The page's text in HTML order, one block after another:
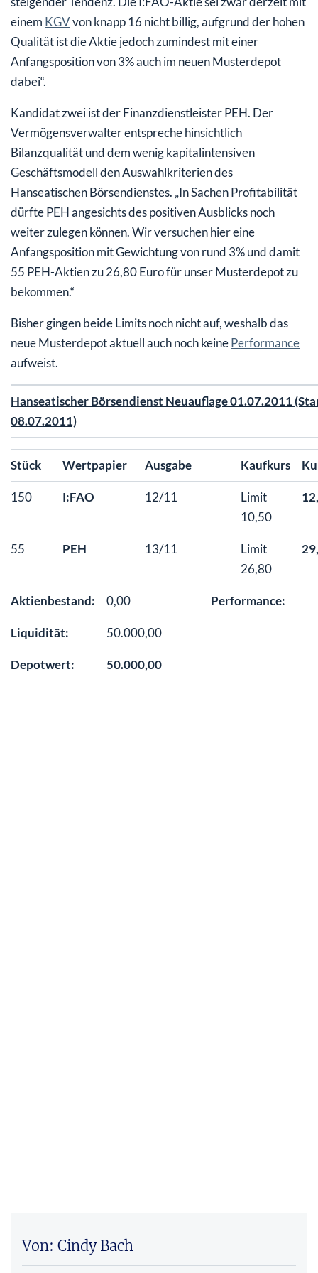
einem KGVvon knapp 16 nicht billig, aufgrund der hohen
Qualität ist die Aktie jedoch zumindest mit einer
Anfangsposition von 3% auch im neuen Musterdepot
dabei“.
Kandidat zwei ist der Finanzdienstleister PEH. Der
Vermögensverwalter entspreche hinsichtlich
Bilanzqualität und dem wenig kapitalintensiven
Geschäftsmodell den Auswahlkriterien des
Hanseatischen Börsendienstes. „In Sachen Profitabilität
dürfte PEH angesichts des positiven Ausblicks noch
weiter zulegen können. Wir versuchen hier eine
Anfangsposition mit Gewichtung von rund 3% und damit
55 PEH-Aktien zu 26,80 Euro für unser Musterdepot zu
bekommen.“
Bisher gingen beide Limits noch nicht auf, weshalb das
neue Musterdepot aktuell auch noch keinePerformance
aufweist.
Hanseatischer Börsendienst Neuauflage 01.07.2011
08.07.2011)
Stück Wertpapier Ausgabe Kaufkurs
150 I:FAO 12/11
Limit
10,50
55 PEH 13/11
Limit
26,80
Aktienbestand: 0,00 Performance:
Liquidität: 50.000,00
Depotwert: 50.000,00
Von: Cindy Bach